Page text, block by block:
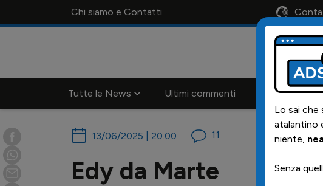
Chi siamo e Contatti
Tutte le News Ultimi commenti Calendario
13/06/2025 | 20.00 11
Edy da Marte
Lo sai che
atalantino
niente,
Senza